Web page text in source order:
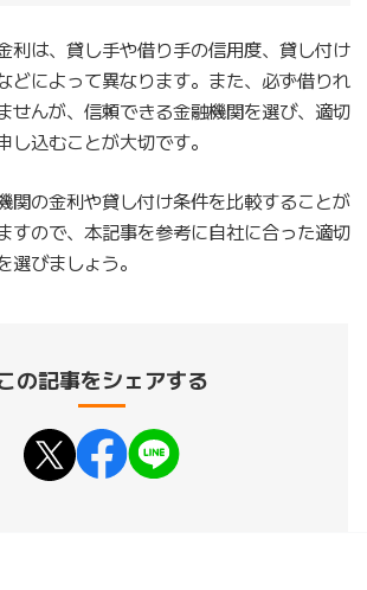
利は、貸し手や借り手の信用度、貸し付け
どによって異なります。また、必ず借りれ
せんが、信頼できる金融機関を選び、適切
し込むことが大切です。
関の金利や貸し付け条件を比較することが
すので、本記事を参考に自社に合った適切
選びましょう。
の記事をシェアする